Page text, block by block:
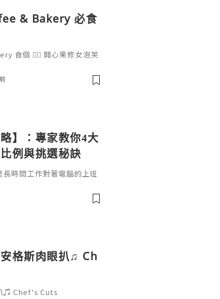
& Bakery 必食
食個 👉🏻 開心果修女泡芙
心果修女泡芙 #九龍城咖
龍城甜品 #香港咖啡店 #香
】：專家教你4大
例與挑選秘訣
時間工作對著電腦的上班
方位守護雙眼健康、延緩
格斯肉眼扒♫ Ch
♫ Chef's Cuts